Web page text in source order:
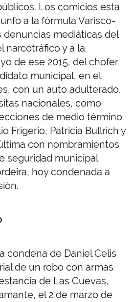
Los comicios esta
a la fórmula Varisco-
denuncias mediáticas del
narcotráfico y a la
de ese 2015, del chofer
municipal, en el
con un auto adulterado.
nacionales, como
de medio término
Frigerio, Patricia Bullrich y
con nombramientos
seguridad municipal
hoy condenada a
condena de Daniel Celis
de un robo con armas
de Las Cuevas,
el 2 de marzo de